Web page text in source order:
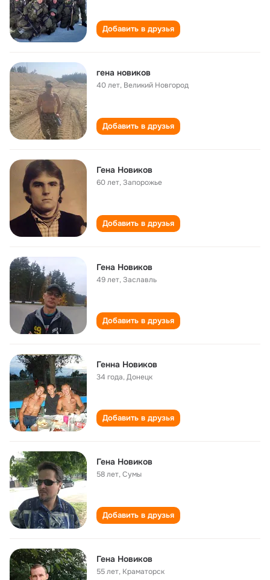
Добавить в друзья
гена новиков
40 лет, Великий Новгород
Добавить в друзья
Гена Новиков
60 лет,Запорожье
Добавить в друзья
Гена Новиков
49 лет,Заславль
Добавить в друзья
Генна Новиков
34 года,Донецк
Добавить в друзья
Гена Новиков
58 лет,Сумы
Добавить в друзья
Гена Новиков
55 лет, Краматорск